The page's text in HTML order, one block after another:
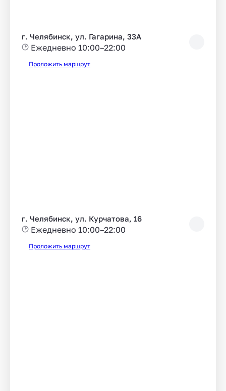
г. Челябинск, ул. Гагарина, 33А
Ежедневно 10:00–22:00
Проложить маршрут
г. Челябинск, ул. Курчатова, 16
Ежедневно 10:00–22:00
Проложить маршрут